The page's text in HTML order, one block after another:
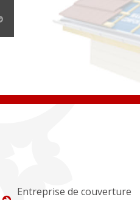
Entreprise de couverture